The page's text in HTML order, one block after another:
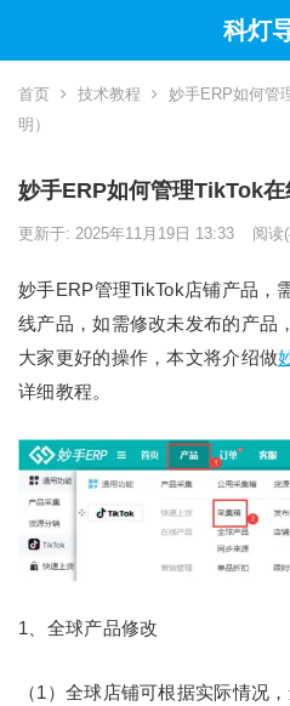
首页 技术教程
妙手ERP如何管
明）
妙手ERP如何管理TikTok在
更新于: 2025年11月19日 13:33 阅读
妙手ERP管理TikTok店铺产品，
线产品，如需修改未发布的产品
大家更好的操作，本文将介绍做
详细教程。
1、全球产品修改
（1）全球店铺可根据实际情况
科灯